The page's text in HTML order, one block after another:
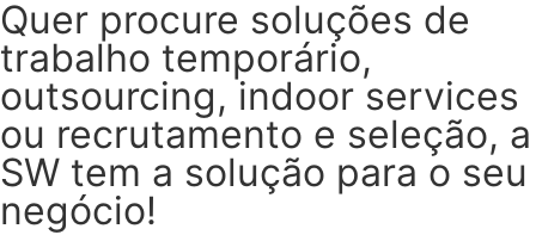
Quer procure soluções de
trabalho temporário,
outsourcing, indoor services
ou recrutamento e seleção, a
SW tem a solução para o seu
negócio!